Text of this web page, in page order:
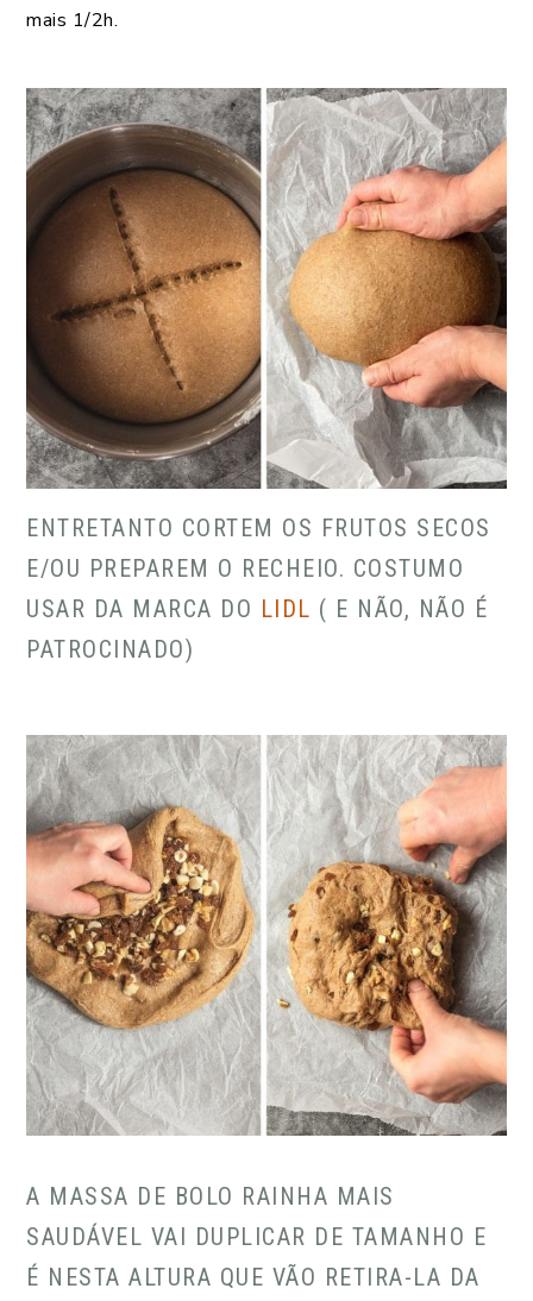
mais 1/2h.
ENTRETANTO CORTEM OS FRUTOS SECOS
E/OU PREPAREM O RECHEIO. COSTUMO
USAR DA MARCA DO LIDL ( E NÃO, NÃO É
PATROCINADO)
A MASSA DE BOLO RAINHA MAIS
SAUDÁVEL VAI DUPLICAR DE TAMANHO E
É NESTA ALTURA QUE VÃO RETIRA-LA DA